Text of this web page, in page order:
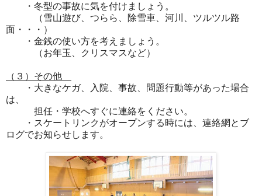
・冬型の事故に気を付けましょう。
（雪山遊び、つらら、除雪車、河川、ツルツル路
面・・・）
・ 金銭の使い方を考えましょう。
（お年玉、クリスマスなど）
（３）その他
・大きなケガ、入院、事故、問題行動等があった場合
は、
担任・学校へすぐに連絡をください。
・スケートリンクがオープンする時には、連絡網とブ
ログでお知らせします。